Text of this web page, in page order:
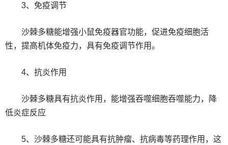
‌3、免疫调节‌
沙棘多糖能增强小鼠免疫器官功能，促进免疫细胞活
性，提高机体免疫力，具有免疫调节作用。
‌4、抗炎作用‌
沙棘多糖具有抗炎作用，能增强吞噬细胞吞噬能力，降
低炎症反应
‌5、沙棘多糖还可能具有抗肿瘤、抗病毒等药理作用，这